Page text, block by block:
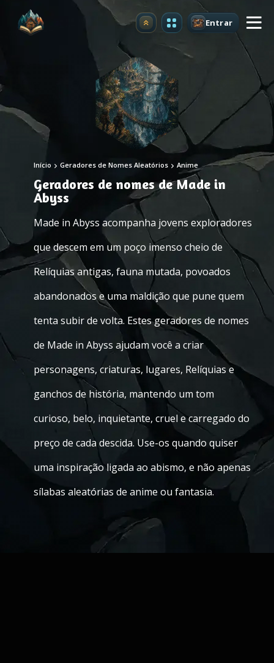
Atualizar Entrar
Início Geradores de Nomes Aleatórios Anime
Geradores de nomes de Made in
Abyss
Made in Abyss acompanha jovens exploradores
que descem em um poço imenso cheio de
Relíquias antigas, fauna mutada, povoados
abandonados e uma maldição que pune quem
tenta subir de volta. Estes geradores de nomes
de Made in Abyss ajudam você a criar
personagens, criaturas, lugares, Relíquias e
ganchos de história, mantendo um tom
curioso, belo, inquietante, cruel e carregado do
preço de cada descida. Use-os quando quiser
uma inspiração ligada ao abismo, e não apenas
sílabas aleatórias de anime ou fantasia.